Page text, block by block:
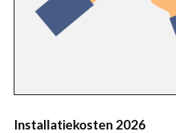
Installatiekosten 2026